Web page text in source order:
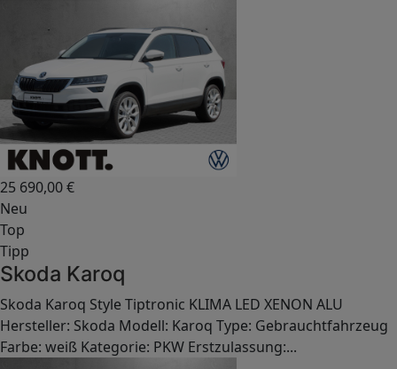
25 690,00€
Neu
Top
Tipp
Skoda Karoq
Skoda Karoq Style Tiptronic KLIMA LED XENON ALU
Hersteller: Skoda Modell: Karoq Type: Gebrauchtfahrzeug
Farbe: weiß Kategorie: PKW Erstzulassung:...